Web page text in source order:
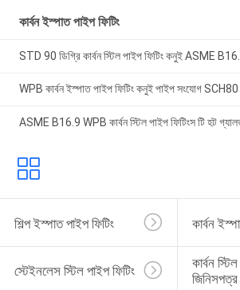
কার্বন ইস্পাত পাইপ ফিটিং
STD 90 ডিগ্রি কার্বন স্টিল পাইপ ফিটিং কনুই ASME
WPB কার্বন ইস্পাত পাইপ ফিটিং কনুই পাইপ সংযোগ SCH80
ASME B16.9 WPB কার্বন স্টিল পাইপ ফিটিংস টি হট
শিল্প ইস্পাত পাইপ ফিটিং কার্বন
স্টেইনলেস স্টিল পাইপ ফিটিং
কার্বন
জিনিসপত্র